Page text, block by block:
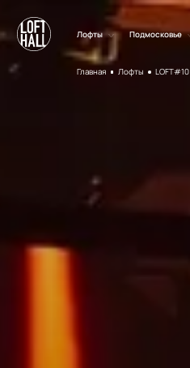
Лофты Подмосковье
Главная Лофты LOFT#10